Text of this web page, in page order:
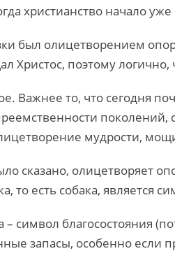
христианство начало
был олицетворением
Христос, поэтому
Важнее то, что сегодня
поколений,
мудрости,
сказано, олицетворяет
то есть собака, является
символ благосостояния
запасы, особенно если